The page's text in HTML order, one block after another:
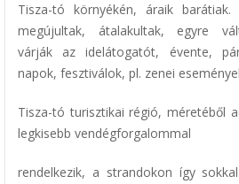
Tisza-tó környékén, áraik
megújultak, átalakultak, egyre
várják az idelátogatót, évente,
napok, fesztiválok, pl. zenei
Tisza-tó turisztikai régió, méretéből
legkisebb vendégforgalommal
rendelkezik, a strandokon így